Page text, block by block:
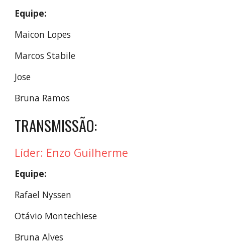
Equipe:
Maicon Lopes
Marcos Stabile
Jose
Bruna Ramos
TRANSMISSÃO:
Líder: Enzo Guilherme
Equipe:
Rafael Nyssen
Otávio Montechiese
Bruna Alves